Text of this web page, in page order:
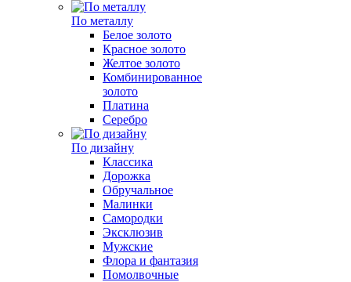
По металлу
Белое золото
Красное золото
Желтое золото
Комбинированное
золото
Платина
Серебро
По дизайну
Классика
Дорожка
Обручальное
Малинки
Самородки
Эксклюзив
Мужские
Флора и фантазия
Помолвочные